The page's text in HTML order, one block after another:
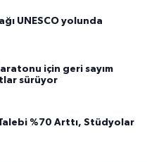
UNESCO yolunda
için geri sayım
sürüyor
%70 Arttı, Stüdyolar